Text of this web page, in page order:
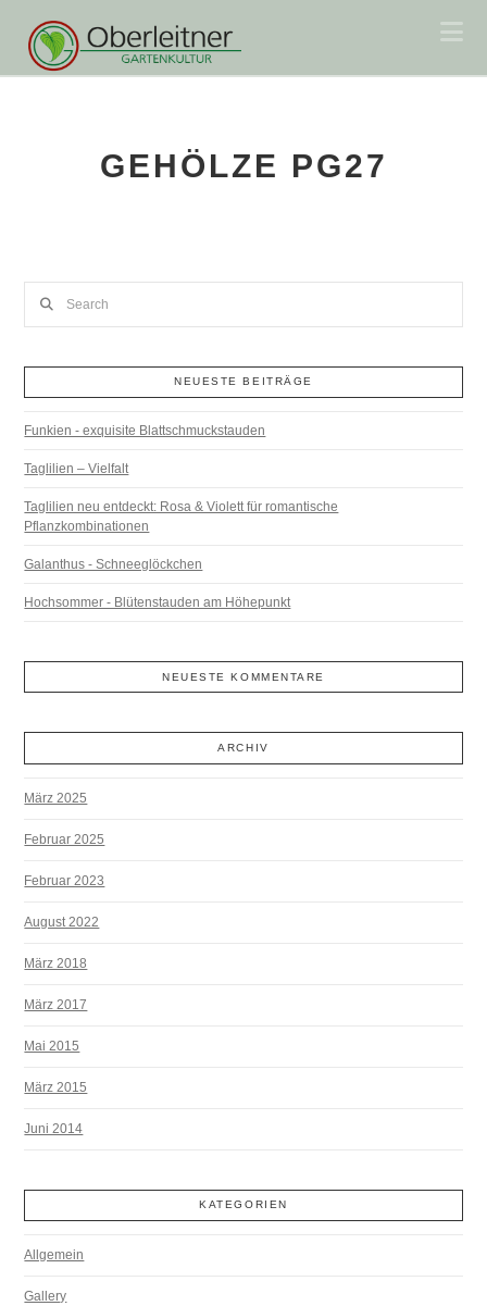
GEHÖLZE PG27
NEUESTE BEITRÄGE
Funkien - exquisite Blattschmuckstauden
Taglilien – Vielfalt
Taglilien neu entdeckt: Rosa & Violett für romantische
Pflanzkombinationen
Galanthus - Schneeglöckchen
Hochsommer - Blütenstauden am Höhepunkt
NEUESTE KOMMENTARE
ARCHIV
März 2025
Februar 2025
Februar 2023
August 2022
März 2018
März 2017
Mai 2015
März 2015
Juni 2014
KATEGORIEN
Allgemein
Gallery